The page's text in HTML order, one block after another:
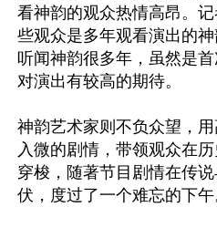
看神韵的观众热情高昂。
些观众是多年观看演出的
听闻神韵很多年，虽然是
对演出有较高的期待。
神韵艺术家则不负众望，
入微的剧情，带领观众在
穿梭，随著节目剧情在传
伏，度过了一个难忘的下午